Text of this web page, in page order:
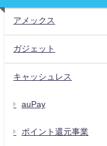
アメックス
ガジェット
キャッシュレス
auPay
ポイント還元事業